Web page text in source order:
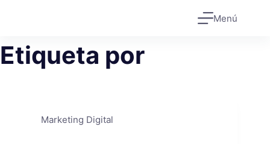
Menú
Etiqueta por
Marketing Digital